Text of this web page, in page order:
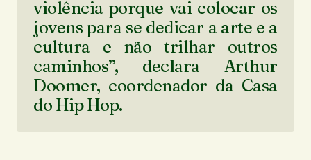
violência porque vai colocar os
jovens para se dedicar a arte e a
cultura e não trilhar outros
caminhos”, declara Arthur
Doomer, coordenador da Casa
do Hip Hop.